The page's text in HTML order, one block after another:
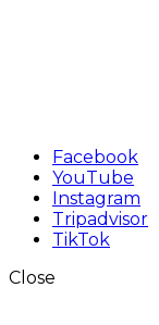
Facebook
YouTube
Instagram
Tripadvisor
TikTok
Close